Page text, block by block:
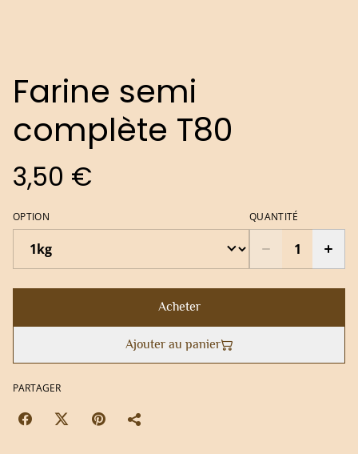
Farine semi
complète T80
3,50 €
OPTION QUANTITÉ
Acheter
Ajouter au panier
PARTAGER